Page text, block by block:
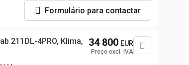
Formulário para contactar
211DL-4PRO, Klima,
34 800 EUR
Preço excl. IVA